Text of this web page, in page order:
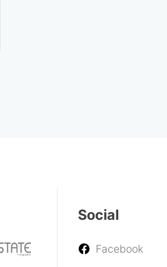
Social
Facebook